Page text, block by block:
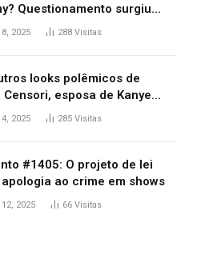
Questionamento surgiu
Censori, mulher de
2025 288 Visitas
looks polêmicos de
Censori, esposa de Kanye
apareceu nua no Grammy
2025 285 Visitas
#1405: O projeto de lei
ao crime em shows
2025 66 Visitas